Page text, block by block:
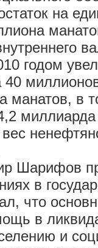
на
годом
40
манатов, в
Шарифов
в
что
в
и